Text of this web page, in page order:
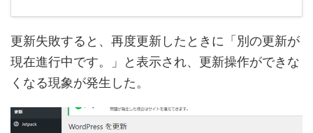
更新失敗すると、再度更新したときに「別の更新が
現在進行中です。」と表示され、更新操作ができな
くなる現象が発生した。